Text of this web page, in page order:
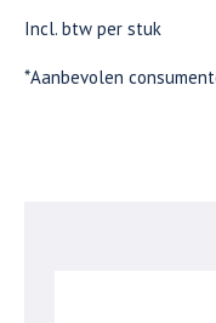
Incl. btw per stuk
*Aanbevolen